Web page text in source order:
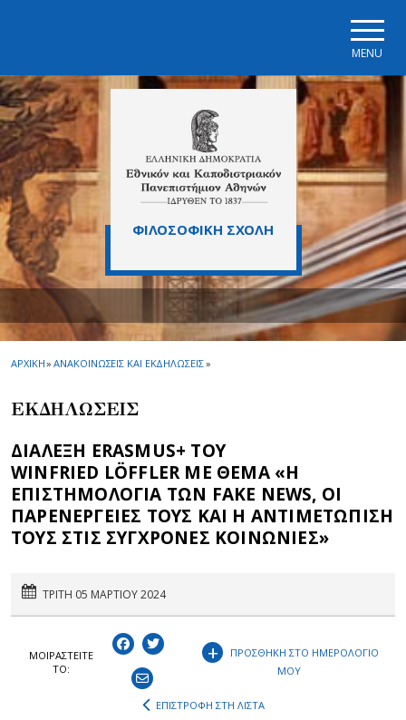
MENU
ΦΙΛΟΣΟΦΙΚΗ ΣΧΟΛΗ
ΑΡΧΙΚΗ» ΑΝΑΚΟΙΝΩΣΕΙΣ ΚΑΙ ΕΚΔΗΛΩΣΕΙΣ»
ΕΚΔΗΛΩΣΕΙΣ
ΔΙΑΛΕΞΗ ERASMUS+ ΤΟΥ
WINFRIED LÖFFLER ΜΕ ΘΕΜΑ «Η
ΕΠΙΣΤΗΜΟΛΟΓΙΑ ΤΩΝ FAKE NEWS, ΟΙ
ΠΑΡΕΝΕΡΓΕΙΕΣ ΤΟΥΣ ΚΑΙ Η ΑΝΤΙΜΕΤΩΠΙΣΗ
ΤΟΥΣ ΣΤΙΣ ΣΥΓΧΡΟΝΕΣ ΚΟΙΝΩΝΙΕΣ»
ΤΡΙΤΗ 05 ΜΑΡΤΙΟΥ 2024
ΜΟΙΡΑΣΤEIΤΕ
ΤΟ:
+
ΠΡΟΣΘΗΚΗ ΣΤΟ ΗΜΕΡΟΛΟΓΙΟ
ΜΟΥ
ΕΠΙΣΤΡΟΦΗ ΣΤΗ ΛΙΣΤΑ